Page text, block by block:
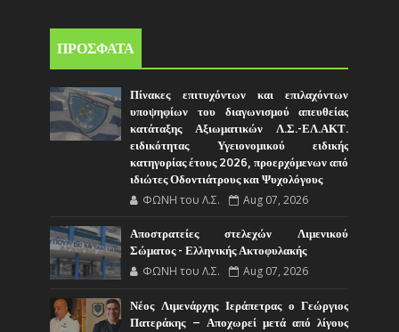
ΠΡΟΣΦΑΤΑ
Πίνακες επιτυχόντων και επιλαχόντων
υποψηφίων του διαγωνισμού απευθείας
κατάταξης Αξιωματικών Λ.Σ.-ΕΛ.ΑΚΤ.
ειδικότητας Υγειονομικού ειδικής
κατηγορίας έτους 2026, προερχόμενων από
ιδιώτες Οδοντιάτρους και Ψυχολόγους
ΦΩΝΗ του Λ.Σ. Aug 07, 2026
Αποστρατείες στελεχών Λιμενικού
Σώματος - Ελληνικής Ακτοφυλακής
ΦΩΝΗ του Λ.Σ. Aug 07, 2026
Νέος Λιμενάρχης Ιεράπετρας ο Γεώργιος
Πατεράκης – Αποχωρεί μετά από λίγους